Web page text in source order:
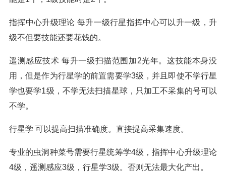
指挥中心升级理论 每升一级行星指挥中心可以升一级，升
级不但要技能还要花钱的。
遥测感应技术 每升一级扫描范围加2光年。这技能本身没
用，但是作为行星学的前置需要学3级，并且即使不学行星
学也要学1级，不学无法扫描星球，只加工不采集的号可以
不学。
行星学 可以提高扫描准确度。直接提高采集速度。
专业的虫洞种菜号需要行星统筹学4级，指挥中心升级理论
4级，遥测感应3级，行星学3级。否则无法最大化产出。